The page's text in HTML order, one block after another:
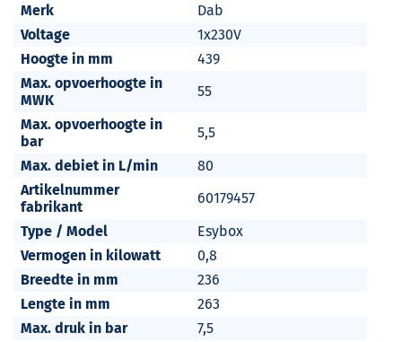
Merk
Dab
Voltage
1x230V
Hoogte in mm
439
Max. opvoerhoogte in
MWK
55
Max. opvoerhoogte in
bar
5,5
Max. debiet in L/min
80
Artikelnummer
fabrikant
60179457
Type / Model
Esybox
Vermogen in kilowatt
0,8
Breedte in mm
236
Lengte in mm
263
Max. druk in bar
7,5